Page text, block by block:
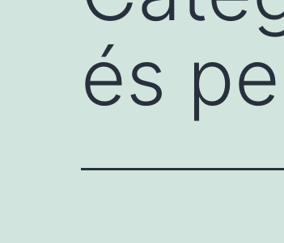
és